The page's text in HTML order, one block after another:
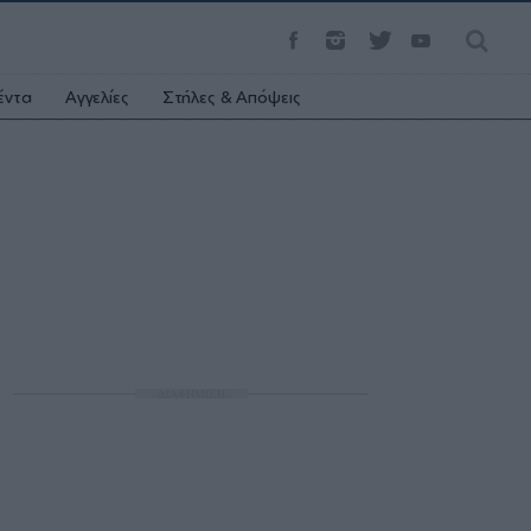
Αγγελίες Στήλες & Απόψεις